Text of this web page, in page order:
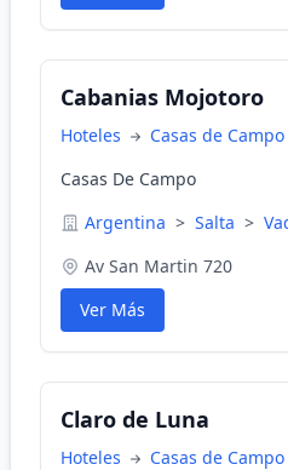
Cabanias Mojotoro
Hoteles
Casas de Campo
Casas De Campo
Argentina > Salta >
Av San Martin 720
Ver Más
Claro de Luna
Hoteles
Casas de Campo